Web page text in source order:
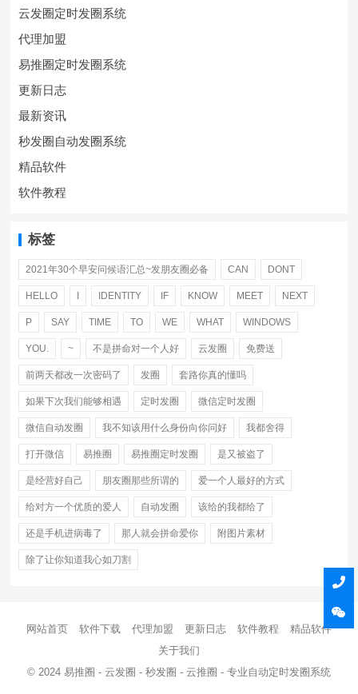
云发圈定时发圈系统
代理加盟
易推圈定时发圈系统
更新日志
最新资讯
秒发圈自动发圈系统
精品软件
软件教程
标签
2021年30个早安问候语汇总~发朋友圈必备 CAN DONT
HELLO IDENTITY IF KNOW MEET NEXT
P SAY TIME TO WE WHAT WINDOWS
YOU. ~ 不是拼命对一个人好 云发圈 免费送
前两天都改一次密码了 发圈 套路你真的懂吗
如果下次我们能够相遇 定时发圈 微信定时发圈
微信自动发圈 我不知该用什么身份向你问好 我都舍得
打开微信 易推圈 易推圈定时发圈 是又被盗了
是经营好自己 朋友圈那些所谓的 爱一个人最好的方式
给对方一个优质的爱人 自动发圈 该给的我都给了
还是手机进病毒了 那人就会拼命爱你 附图片素材
除了让你知道我心如刀割
网站首页 软件下载 代理加盟 更新日志 软件教程
精品软件
关于我们
© 2024 易推圈 - 云发圈 - 秒发圈 - 云推圈 - 专业自动定时发圈系统